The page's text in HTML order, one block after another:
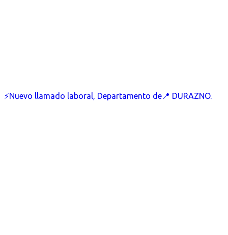
⚡Nuevo llamado laboral, Departamento de📍 DURAZNO.